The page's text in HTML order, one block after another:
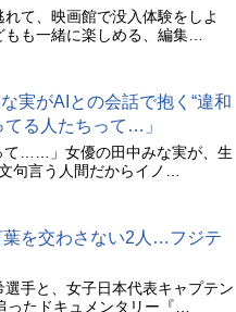
て、映画館で没入体験をしよ
も一緒に楽しめる、編集…
実がAIとの会話で抱く“違和
る人たちって…」
て……」女優の田中みな実が、生
句言う人間だからイノ…
を交わさない2人…フジテ
手と、女子日本代表キャプテン
たドキュメンタリー『…